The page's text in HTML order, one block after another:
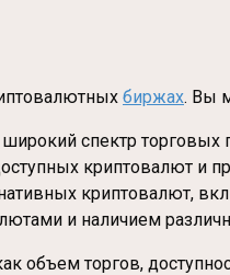
биржах. Вы
спектр торговых
криптовалют и
криптовалют,
и наличием
объем торгов,